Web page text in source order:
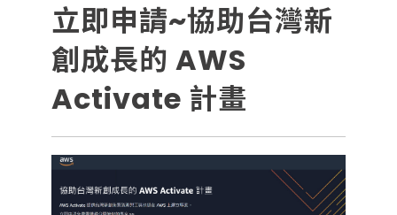
立即申請~協助台灣新
創成長的 AWS
Activate 計畫